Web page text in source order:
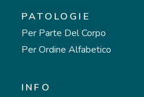
PATOLOGIE
Per Parte Del Corpo
Per Ordine Alfabetico
INFO